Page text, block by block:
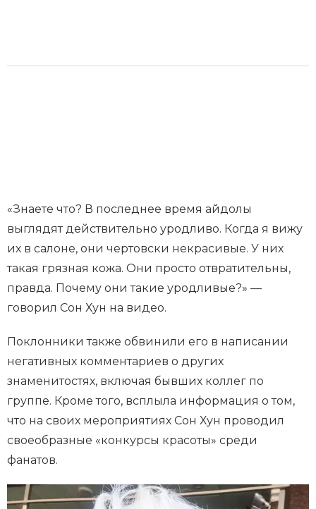
«Знаете что? В последнее время айдолы
выглядят действительно уродливо. Когда я вижу
их в салоне, они чертовски некрасивые. У них
такая грязная кожа. Они просто отвратительны,
правда. Почему они такие уродливые?» —
говорил Сон Хун на видео.
Поклонники также обвинили его в написании
негативных комментариев о других
знаменитостях, включая бывших коллег по
группе. Кроме того, всплыла информация о том,
что на своих мероприятиях Сон Хун проводил
своеобразные «конкурсы красоты» среди
фанатов.